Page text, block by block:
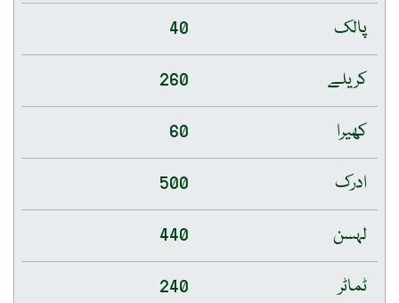
پالک
40
کریلے
260
کھیرا
60
ادرک
500
لہسن
440
ٹماٹر
240